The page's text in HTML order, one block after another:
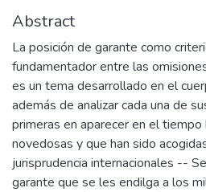
Abstract
La posición de garante como
fundamentador entre las
es un tema desarrollado en el
además de analizar cada una de
primeras en aparecer en el
novedosas y que han sido
jurisprudencia internacionales --
garante que se les endilga a los